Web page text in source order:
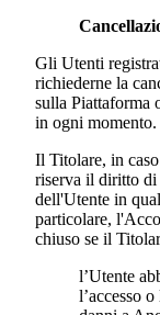
Gli Utenti
richiederne la
sulla Piattaforma
in ogni momento.
Il Titolare, in
riserva il diritto di
dell'Utente in
particolare,
chiuso se il
l’Utente
l’accesso